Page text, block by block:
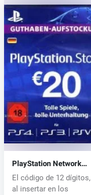
PlayStation Network
Card 20 EUR
El código de 12 dígitos,
al insertar en los